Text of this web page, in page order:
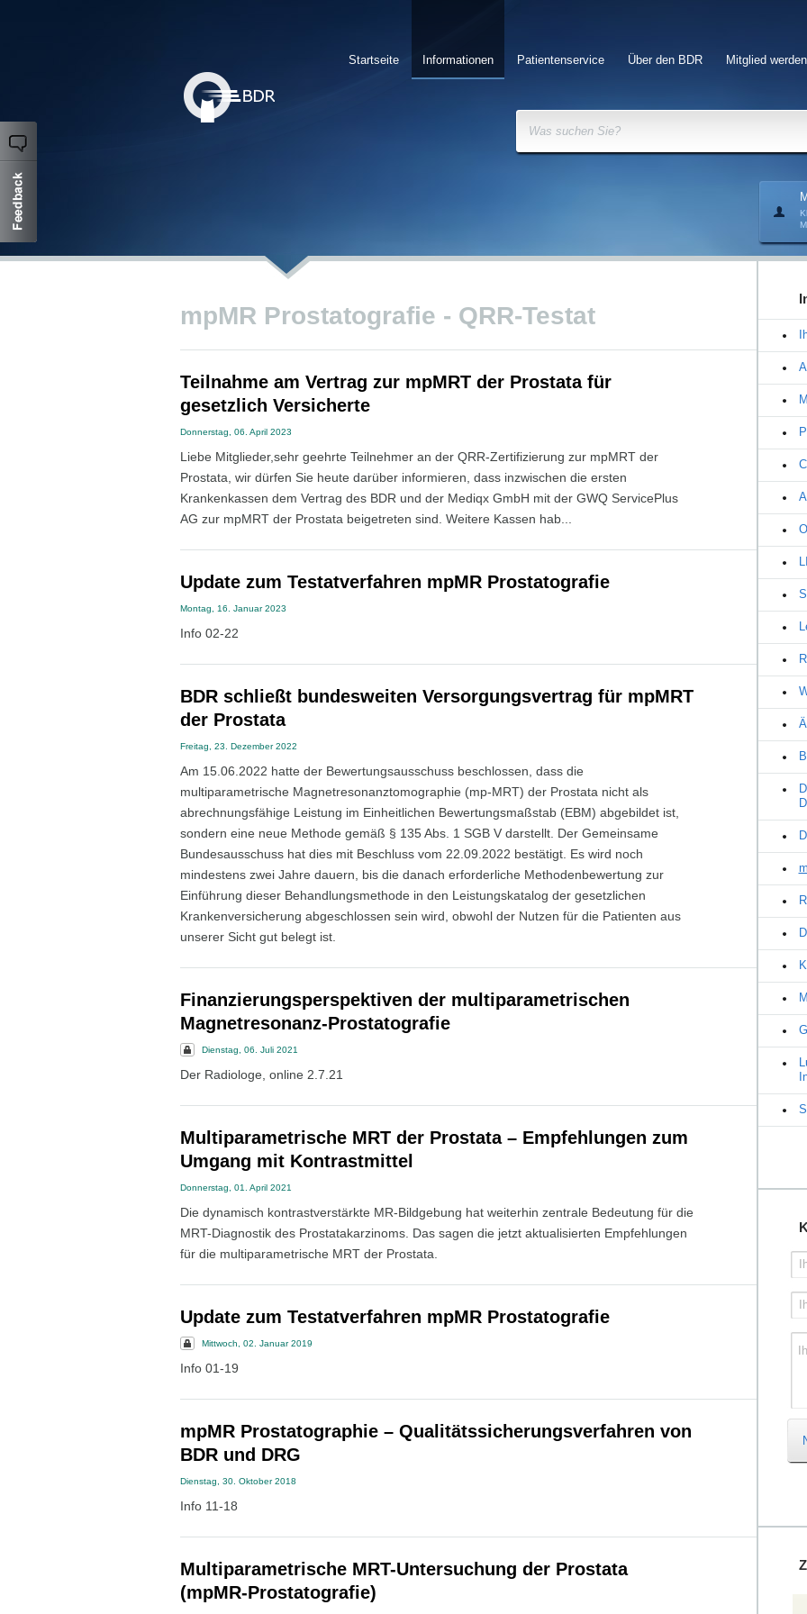
Mitglied werden
Über den BDR
Patientenservice
Informationen
Startseite
Was suchen Sie?
mpMR Prostatografie - QRR-Testat
Teilnahme am Vertrag zur mpMRT der Prostata für
gesetzlich Versicherte
Donnerstag, 06. April 2023
Liebe Mitglieder,sehr geehrte Teilnehmer an der QRR-Zertifizierung zur mpMRT der
Prostata, wir dürfen Sie heute darüber informieren, dass inzwischen die ersten
Krankenkassen dem Vertrag des BDR und der Mediqx GmbH mit der GWQ ServicePlus
AG zur mpMRT der Prostata beigetreten sind. Weitere Kassen hab...
Update zum Testatverfahren mpMR Prostatografie
Montag, 16. Januar 2023
Info 02-22
BDR schließt bundesweiten Versorgungsvertrag für mpMRT
der Prostata
Freitag, 23. Dezember 2022
Am 15.06.2022 hatte der Bewertungsausschuss beschlossen, dass die
multiparametrische Magnetresonanztomographie (mp-MRT) der Prostata nicht als
abrechnungsfähige Leistung im Einheitlichen Bewertungsmaßstab (EBM) abgebildet ist,
sondern eine neue Methode gemäß § 135 Abs. 1 SGB V darstellt. Der Gemeinsame
Bundesausschuss hat dies mit Beschluss vom 22.09.2022 bestätigt. Es wird noch
mindestens zwei Jahre dauern, bis die danach erforderliche Methodenbewertung zur
Einführung dieser Behandlungsmethode in den Leistungskatalog der gesetzlichen
Krankenversicherung abgeschlossen sein wird, obwohl der Nutzen für die Patienten aus
unserer Sicht gut belegt ist.
Finanzierungsperspektiven der multiparametrischen
Magnetresonanz-Prostatografie
Dienstag, 06. Juli 2021
Der Radiologe, online 2.7.21
Multiparametrische MRT der Prostata – Empfehlungen zum
Umgang mit Kontrastmittel
Donnerstag, 01. April 2021
Die dynamisch kontrastverstärkte MR-Bildgebung hat weiterhin zentrale Bedeutung für die
MRT-Diagnostik des Prostatakarzinoms. Das sagen die jetzt aktualisierten Empfehlungen
für die multiparametrische MRT der Prostata.
Update zum Testatverfahren mpMR Prostatografie
Mittwoch, 02. Januar 2019
Info 01-19
mpMR Prostatographie – Qualitätssicherungsverfahren von
BDR und DRG
Dienstag, 30. Oktober 2018
Info 11-18
Multiparametrische MRT-Untersuchung der Prostata
(mpMR-Prostatografie)